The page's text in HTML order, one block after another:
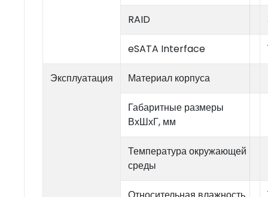
RAID
eSATA Interface
Эксплуатация Материал корпуса
Габаритные размеры
ВхШхГ, мм
Температура окружающей
среды